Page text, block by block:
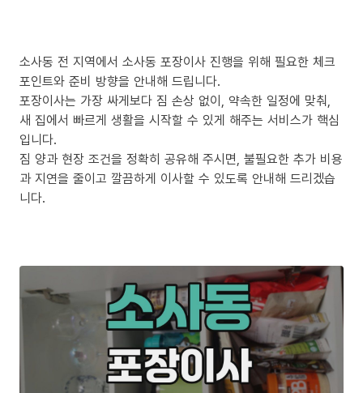
소사동 전 지역에서 소사동 포장이사 진행을 위해 필요한 체크
포인트와 준비 방향을 안내해 드립니다.
포장이사는 가장 싸게보다 짐 손상 없이, 약속한 일정에 맞춰,
새 집에서 빠르게 생활을 시작할 수 있게 해주는 서비스가 핵심
입니다.
짐 양과 현장 조건을 정확히 공유해 주시면, 불필요한 추가 비용
과 지연을 줄이고 깔끔하게 이사할 수 있도록 안내해 드리겠습
니다.